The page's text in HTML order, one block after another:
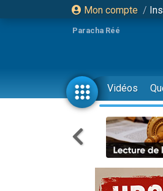
Mon compte /
Paracha Réé
Vidéos